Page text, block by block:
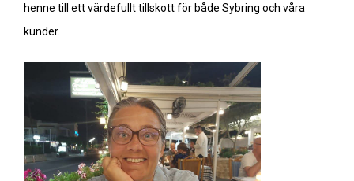
henne till ett värdefullt tillskott för både Sybring och våra
kunder.